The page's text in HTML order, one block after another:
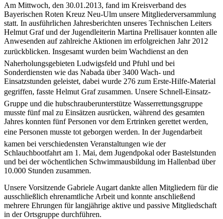
Am Mittwoch, den 30.01.2013, fand im Kreisverband des
Bayerischen Roten Kreuz Neu-Ulm unsere Mitgliederversammlung
statt. In ausführlichen Jahresberichten unseres Technischen Leiters
Helmut Graf und der Jugendleiterin Martina Prellisauer konnten alle
Anwesenden auf zahlreiche Aktionen im erfolgreichen Jahr 2012
zurückblicken. Insgesamt wurden beim Wachdienst an den
Naherholungsgebieten Ludwigsfeld und Pfuhl und bei
Sonderdiensten wie das Nabada über 3400 Wach- und
Einsatzstunden geleistet, dabei wurde 276 zum Erste-Hilfe-Material
gegriffen, fasste Helmut Graf zusammen. Unsere Schnell-Einsatz-
Gruppe und die hubschrauberunterstütze Wasserrettungsgruppe
musste fünf mal zu Einsätzen ausrücken, während des gesamten
Jahres konnten fünf Personen vor dem Ertrinken gerettet werden,
eine Personen musste tot geborgen werden. In der Jugendarbeit
kamen bei verschiedensten Veranstaltungen wie der
Schlauchbootfahrt am 1. Mai, dem Jugendpokal oder Bastelstunden
und bei der wöchentlichen Schwimmausbildung im Hallenbad über
10.000 Stunden zusammen.
Unsere Vorsitzende Gabriele Augart dankte allen Mitgliedern für die
ausschließlich ehrenamtliche Arbeit und konnte anschließend
mehrere Ehrungen für langjährige aktive und passive Mitgliedschaft
in der Ortsgruppe durchführen.